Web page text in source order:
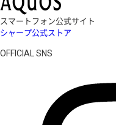
スマートフォン公式サイト
シャープ公式ストア
OFFICIAL SNS